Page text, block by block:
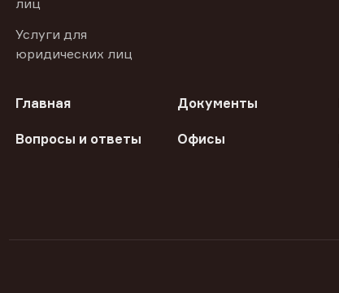
лиц
Услуги для
юридических лиц
Главная Документы
Вопросы и ответы Офисы